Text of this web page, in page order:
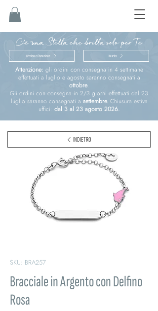
C'è una Stella che brilla solo per Te
Cresima e Comunione Nascita
Attenzione: gli ordini con consegna in 4 settimane
effettuati a luglio e agosto saranno consegnati a
ottobre.
Gli ordini con consegna in 2/3 giorni effettuati dal 23
luglio saranno consegnati a settembre.Chiusura estiva
uffici: dal 3 al 23 agosto 2026.
SKU: BRA257
Bracciale in Argento con Delfino
Rosa
INDIETRO